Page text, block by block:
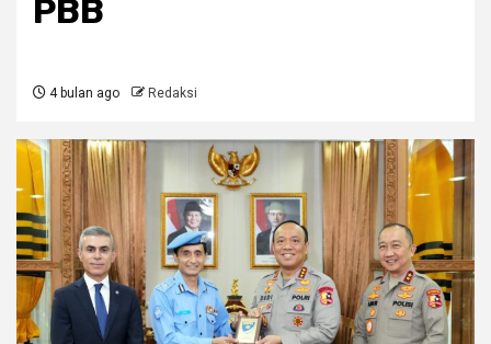
PBB
4 bulan ago Redaksi